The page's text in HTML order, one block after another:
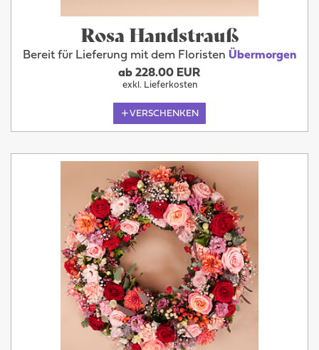
Rosa Handstrauß
Bereit für Lieferung mit dem Floristen Übermorgen
ab 228.00 EUR
exkl. Lieferkosten
VERSCHENKEN